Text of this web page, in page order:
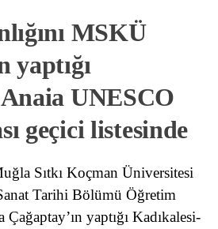
MSKÜ
yaptığı
UNESCO
geçici listesinde
Sıtkı Koçman Üniversitesi
Tarihi Bölümü Öğretim
yaptığı Kadıkalesi-